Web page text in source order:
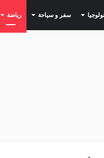
(current) سفر و سياحة (current) رياضة (current)